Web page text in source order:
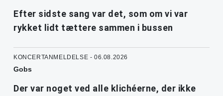
Efter sidste sang var det, som om vi var
rykket lidt tættere sammen i bussen
KONCERTANMELDELSE - 06.08.2026
Gobs
Der var noget ved alle klichéerne, der ikke